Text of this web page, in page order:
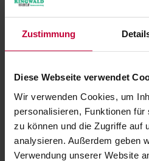
Zustimmung
Diese Webseite verwendet
Wir verwenden Cookies, um
personalisieren, Funktionen
zu können und die Zugriffe auf
analysieren. Außerdem geben
Verwendung unserer Website
Über uns
Unser Team
Karriere
Handwerkskooperation
News
Angebote
Ihr Projekt
Architekt / Planer
Bauherren / Modernisierer